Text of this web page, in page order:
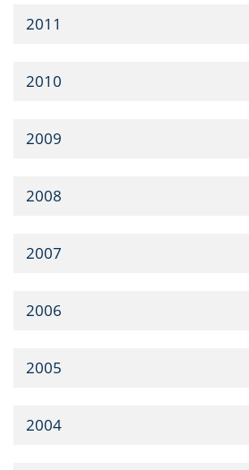
2011
2010
2009
2008
2007
2006
2005
2004